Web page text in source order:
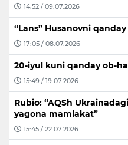
14:52 / 09.07.2026
“Lans” Husanovni
17:05 / 08.07.2026
20-iyul kuni qanday ob-
15:49 / 19.07.2026
Rubio: “AQSh
yagona mamlakat”
15:45 / 22.07.2026